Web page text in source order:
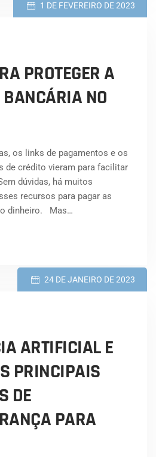
1 DE FEVEREIRO DE 2023
PROTEGER A
NO
os links de pagamentos e os
de crédito vieram para facilitar
dúvidas, há muitos
recursos para pagar as
dinheiro. Mas…
24 DE JANEIRO DE 2023
ARTIFICIAL E
PRINCIPAIS
DE
PARA